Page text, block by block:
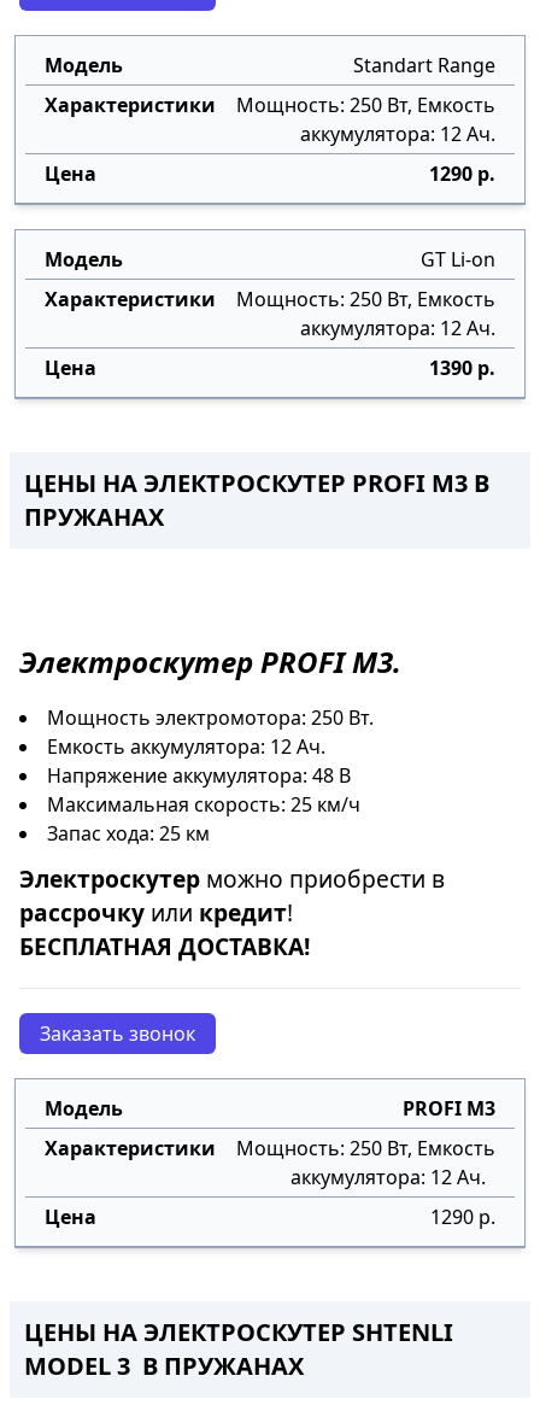
Standart Range
Мощность: 250 Вт, Емкость
аккумулятора: 12 Ач.
1290 р.
GT Li-on
Мощность: 250 Вт, Емкость
аккумулятора: 12 Ач.
1390 р.
ЦЕНЫ НА ЭЛЕКТРОСКУТЕР PROFI M3 В
ПРУЖАНАХ
ЭлектроскутерPROFI M3.
Мощность электромотора: 250 Вт.
Емкость аккумулятора: 12 Ач.
Напряжение аккумулятора: 48 В
Максимальная скорость: 25 км/ч
Запас хода: 25 км
Электроскутер можно приобрести в
рассрочку или кредит!
БЕСПЛАТНАЯ ДОСТАВКА!
Заказать звонок
PROFI M3
Мощность: 250 Вт, Емкость
аккумулятора: 12 Ач.
1290 р.
ЦЕНЫ НА ЭЛЕКТРОСКУТЕР SHTENLI
MODEL 3 В ПРУЖАНАХ